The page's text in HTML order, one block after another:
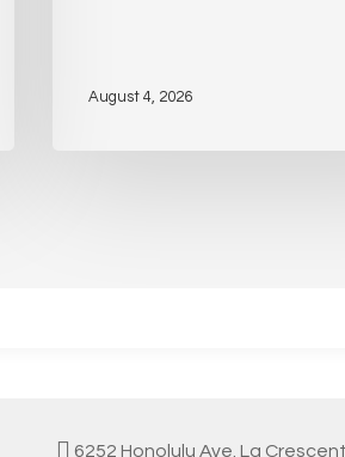
August 4, 2026
6252 Honolulu Ave. La